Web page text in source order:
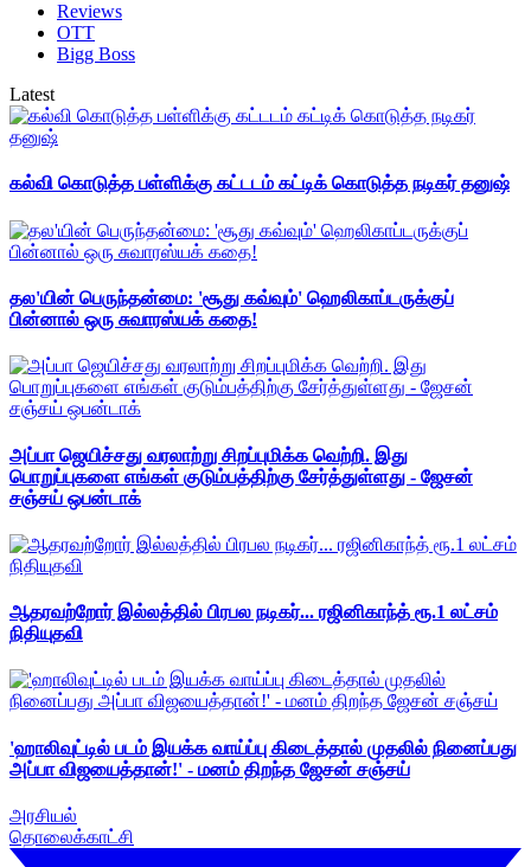
Reviews
OTT
Bigg Boss
Latest
கல்வி கொடுத்த பள்ளிக்கு கட்டடம் கட்டிக் கொடுத்த நடிகர் தனுஷ்
தல'யின் பெருந்தன்மை: 'சூது கவ்வும்' ஹெலிகாப்டருக்குப்
பின்னால் ஒரு சுவாரஸ்யக் கதை!
அப்பா ஜெயிச்சது வரலாற்று சிறப்புமிக்க வெற்றி. இது
பொறுப்புகளை எங்கள் குடும்பத்திற்கு சேர்த்துள்ளது - ஜேசன்
சஞ்சய் ஒபன்டாக்
ஆதரவற்றோர் இல்லத்தில் பிரபல நடிகர்... ரஜினிகாந்த் ரூ.1 லட்சம்
நிதியுதவி
'ஹாலிவுட்டில் படம் இயக்க வாய்ப்பு கிடைத்தால் முதலில் நினைப்பது
அப்பா விஜயைத்தான்!' - மனம் திறந்த ஜேசன் சஞ்சய்
அரசியல்
தொலைக்காட்சி